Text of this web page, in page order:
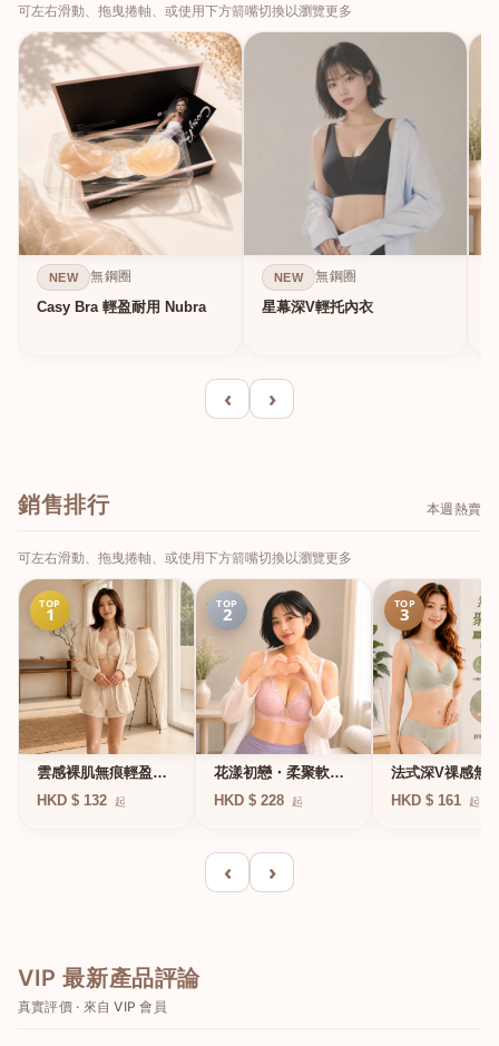
可左右滑動、拖曳捲軸、或使用下方箭嘴切換以瀏覽更多
NEW 無鋼圈
Casy Bra 輕盈耐用 Nubra
NEW 無鋼圈
星幕深V輕托內衣
‹ ›
銷售排行 本週熱賣
可左右滑動、拖曳捲軸、或使用下方箭嘴切換以瀏覽更多
TOP
1
雲感裸肌無痕輕盈無
鋼圈內衣
HKD $ 132 起
TOP
2
花漾初戀・柔聚軟鋼
圈蕾絲內衣
HKD $ 228 起
TOP
3
法式深V祼感無
凍軟支撐條無鋼
HKD $ 161 起
‹ ›
VIP 最新產品評論
真實評價 · 來自 VIP 會員